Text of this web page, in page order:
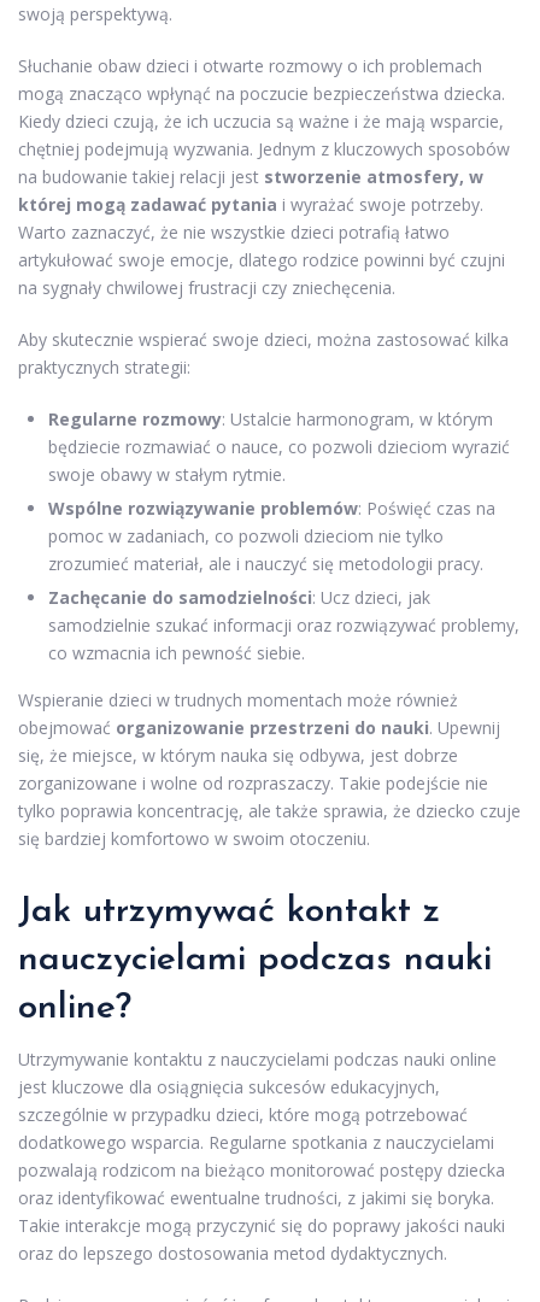
swoją perspektywą.
Słuchanie obaw dzieci i otwarte rozmowy o ich problemach
mogą znacząco wpłynąć na poczucie bezpieczeństwa dziecka.
Kiedy dzieci czują, że ich uczucia są ważne i że mają wsparcie,
chętniej podejmują wyzwania. Jednym z kluczowych sposobów
na budowanie takiej relacji jest stworzenie atmosfery, w
której mogą zadawać pytania i wyrażać swoje potrzeby.
Warto zaznaczyć, że nie wszystkie dzieci potrafią łatwo
artykułować swoje emocje, dlatego rodzice powinni być czujni
na sygnały chwilowej frustracji czy zniechęcenia.
Aby skutecznie wspierać swoje dzieci, można zastosować kilka
praktycznych strategii:
Regularne rozmowy: Ustalcie harmonogram, w którym
będziecie rozmawiać o nauce, co pozwoli dzieciom wyrazić
swoje obawy w stałym rytmie.
Wspólne rozwiązywanie problemów: Poświęć czas na
pomoc w zadaniach, co pozwoli dzieciom nie tylko
zrozumieć materiał, ale i nauczyć się metodologii pracy.
Zachęcanie do samodzielności: Ucz dzieci, jak
samodzielnie szukać informacji oraz rozwiązywać problemy,
co wzmacnia ich pewność siebie.
Wspieranie dzieci w trudnych momentach może również
obejmować organizowanie przestrzeni do nauki. Upewnij
się, że miejsce, w którym nauka się odbywa, jest dobrze
zorganizowane i wolne od rozpraszaczy. Takie podejście nie
tylko poprawia koncentrację, ale także sprawia, że dziecko czuje
się bardziej komfortowo w swoim otoczeniu.
Jak utrzymywać kontakt z
nauczycielami podczas nauki
online?
Utrzymywanie kontaktu z nauczycielami podczas nauki online
jest kluczowe dla osiągnięcia sukcesów edukacyjnych,
szczególnie w przypadku dzieci, które mogą potrzebować
dodatkowego wsparcia. Regularne spotkania z nauczycielami
pozwalają rodzicom na bieżąco monitorować postępy dziecka
oraz identyfikować ewentualne trudności, z jakimi się boryka.
Takie interakcje mogą przyczynić się do poprawy jakości nauki
oraz do lepszego dostosowania metod dydaktycznych.